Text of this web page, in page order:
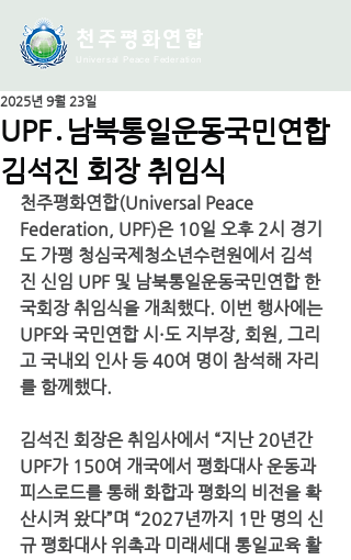
천주평화연 합
Universal Peace Federation
UPF․남북통일운동국민연합
김석진 회장 취임식
2025년 9월 23일
천주평화연합(Universal Peace
Federation, UPF)은 10일 오후 2시 경기
도 가평 청심국제청소년수련원에서 김석
진 신임 UPF 및 남북통일운동국민연합 한
국회장 취임식을 개최했다. 이번 행사에는
UPF와 국민연합 시·도 지부장, 회원, 그리
고 국내외 인사 등 40여 명이 참석해 자리
를 함께했다.
김석진 회장은 취임사에서 “지난 20년간
UPF가 150여 개국에서 평화대사 운동과
피스로드를 통해 화합과 평화의 비전을 확
산시켜 왔다”며 “2027년까지 1만 명의 신
규 평화대사 위촉과 미래세대 통일교육 활